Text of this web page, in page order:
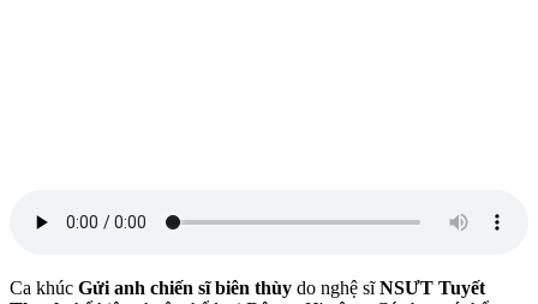
Ca khúc Gửi anh chiến sĩ biên thùy do nghệ sĩNSƯT Tuyết